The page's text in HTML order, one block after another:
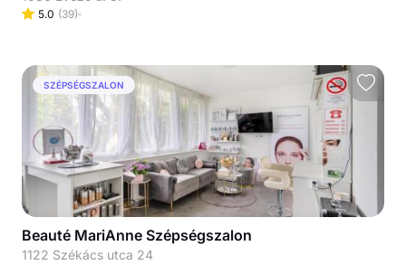
5.0 (39)
SZÉPSÉGSZALON
Beauté MariAnne Szépségszalon
1122 Székács utca 24